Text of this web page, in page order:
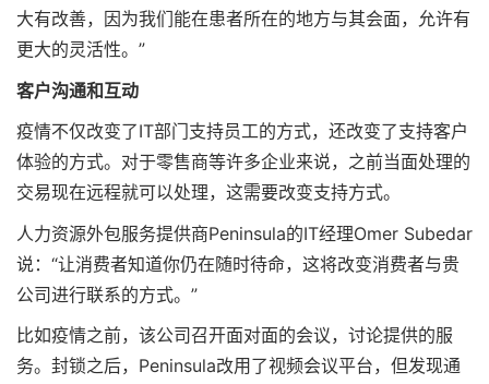
大有改善，因为我们能在患者所在的地方与其会面，允许有
更大的灵活性。”
客户沟通和互动
疫情不仅改变了IT部门支持员工的方式，还改变了支持客户
体验的方式。对于零售商等许多企业来说，之前当面处理的
交易现在远程就可以处理，这需要改变支持方式。
人力资源外包服务提供商Peninsula的IT经理Omer Subedar
说：“让消费者知道你仍在随时待命，这将改变消费者与贵
公司进行联系的方式。”
比如疫情之前，该公司召开面对面的会议，讨论提供的服
务。封锁之后，Peninsula改用了视频会议平台，但发现通